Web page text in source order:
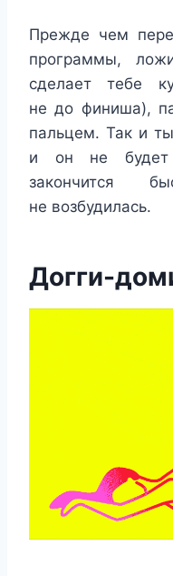
Прежде чем
программы,
сделает тебе
не до финиша),
пальцем. Так и
и он не будет
не возбудилась.
Догги-